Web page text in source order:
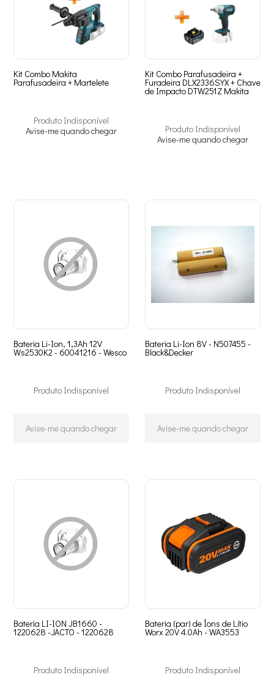
Kit Combo Makita
Parafusadeira + Martelete
Produto Indisponível
Avise-me quando chegar
Kit Combo Parafusadeira +
Furadeira DLX2336SYX + Chave
de Impacto DTW251Z Makita
Produto Indisponível
Avise-me quando chegar
Bateria Li-Ion, 1,3Ah 12V
Ws2530K2 - 60041216 - Wesco
Produto Indisponível
Avise-me quando chegar
Bateria Li-Ion 8V - N507455 -
Black&Decker
Produto Indisponível
Avise-me quando chegar
Bateria LI-ION JB1660 -
1220628 -JACTO - 1220628
Produto Indisponível
Bateria (par) de Íons de Lítio
Worx 20V 4.0Ah - WA3553
Produto Indisponível